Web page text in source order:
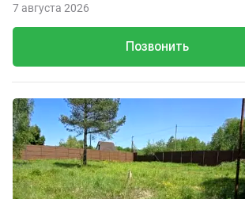
Позвонить
7 августа 2026